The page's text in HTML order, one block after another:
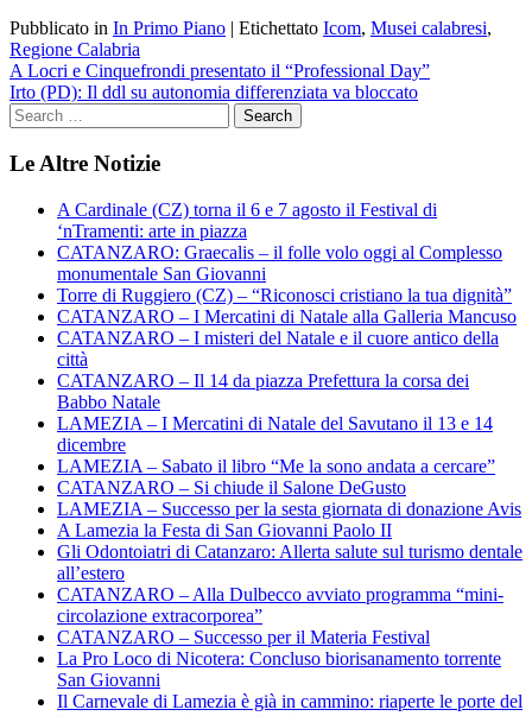
Pubblicato in In Primo Piano | Etichettato Icom, Musei calabresi,
Regione Calabria
Navigazione
articoli
A Locri e Cinquefrondi presentato il “Professional Day”
Irto (PD): Il ddl su autonomia differenziata va bloccato
Le Altre Notizie
A Cardinale (CZ) torna il 6 e 7 agosto il Festival di
‘nTramenti: arte in piazza
CATANZARO: Graecalis – il folle volo oggi al Complesso
monumentale San Giovanni
Torre di Ruggiero (CZ) – “Riconosci cristiano la tua dignità”
CATANZARO – I Mercatini di Natale alla Galleria Mancuso
CATANZARO – I misteri del Natale e il cuore antico della
città
CATANZARO – Il 14 da piazza Prefettura la corsa dei
Babbo Natale
LAMEZIA – I Mercatini di Natale del Savutano il 13 e 14
dicembre
LAMEZIA – Sabato il libro “Me la sono andata a cercare”
CATANZARO – Si chiude il Salone DeGusto
LAMEZIA – Successo per la sesta giornata di donazione Avis
A Lamezia la Festa di San Giovanni Paolo II
Gli Odontoiatri di Catanzaro: Allerta salute sul turismo dentale
all’estero
CATANZARO – Alla Dulbecco avviato programma “mini-
circolazione extracorporea”
CATANZARO – Successo per il Materia Festival
La Pro Loco di Nicotera: Concluso biorisanamento torrente
San Giovanni
Il Carnevale di Lamezia è già in cammino: riaperte le porte del